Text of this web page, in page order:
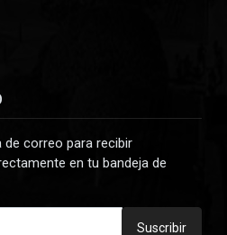
de correo para recibir
en tu bandeja de
Suscribir